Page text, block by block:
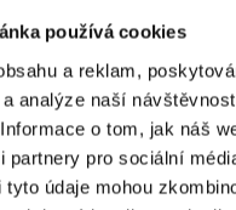
používá cookies
a reklam,
analýze naší
o tom, jak náš
pro sociální
tyto údaje mohou
- 2.
- 1.